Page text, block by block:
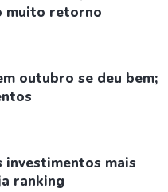
muito retorno
outubro se deu bem;
investimentos mais
ranking